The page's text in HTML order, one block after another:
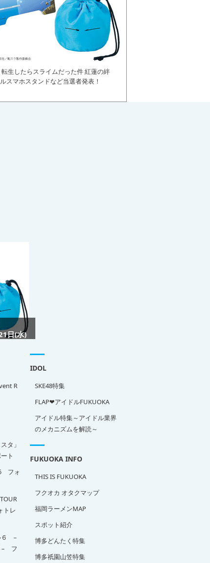
生したらスライムだった件 紅蓮の絆
スマホスタンドなど当選者発表！
日(水)
R
IDOL
SKE48特集
FLAP❤アイドルFUKUOKA
アイドル特集～アイドル業界
のメカニズムを解読～
タ」
ト
フォ
トレ
６ –
– フ
FUKUOKA INFO
THIS IS FUKUOKA
フクオカ オタクマップ
福岡ラーメンMAP
スポット紹介
博多どんたく特集
博多祇園山笠特集